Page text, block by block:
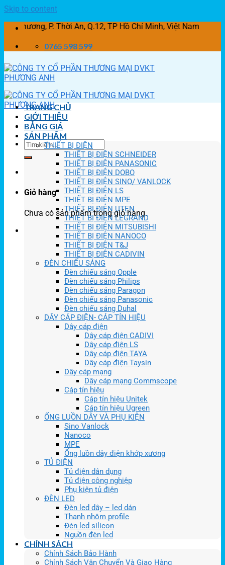
Skip to content
P. Thời An, Q.12, TP Hồ Chí Minh, Việt Nam
0765 598 599
Giỏ hàng
Chưa có sản phẩm trong giỏ hàng.
TRANG CHỦ
GIỚI THIỆU
BẢNG GIÁ
SẢN PHẨM
THIẾT BỊ ĐIỆN
THIẾT BỊ ĐIỆN SCHNEIDER
THIẾT BỊ ĐIỆN PANASONIC
THIẾT BỊ ĐIỆN DOBO
THIẾT BỊ ĐIỆN SINO/ VANLOCK
THIẾT BỊ ĐIỆN LS
THIẾT BỊ ĐIỆN MPE
THIẾT BỊ ĐIỆN UTEN
THIẾT BỊ ĐIỆN LEGRAND
THIẾT BỊ ĐIỆN MITSUBISHI
THIẾT BỊ ĐIỆN NANOCO
THIẾT BỊ ĐIỆN T&J
THIẾT BỊ ĐIỆN CADIVIN
ĐÈN CHIẾU SÁNG
Đèn chiếu sáng Opple
Đèn chiếu sáng Philips
Đèn chiếu sáng Paragon
Đèn chiếu sáng Panasonic
Đèn chiếu sáng Duhal
DÂY CÁP ĐIỆN- CÁP TÍN HIỆU
Dây cáp điện
Dây cáp điện CADIVI
Dây cáp điện LS
Dây cáp điện TAYA
Dây cáp điện Taysin
Dây cáp mạng
Dây cáp mạng Commscope
Cáp tín hiệu
Cáp tín hiệu Unitek
Cáp tín hiệu Ugreen
ỐNG LUỒN DÂY VÀ PHỤ KIỆN
Sino Vanlock
Nanoco
MPE
Ống luồn dây điện khớp xương
TỦ ĐIỆN
Tủ điện dân dụng
Tủ điện công nghiệp
Phụ kiện tủ điện
ĐÈN LED
Đèn led dây – led dán
Thanh nhôm profile
Đèn led silicon
Nguồn đèn led
CHÍNH SÁCH
Chính Sách Bảo Hành
Chính Sách Vận Chuyển Và Giao Hàng